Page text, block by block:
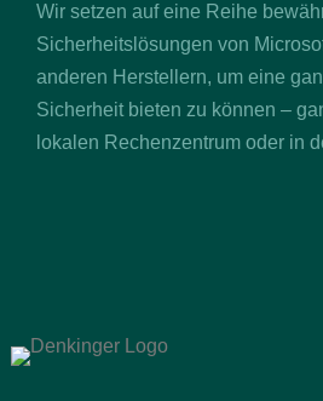
Wir setzen auf eine Reihe
Sicherheitslösungen von
anderen Herstellern, um eine
Sicherheit bieten zu können –
lokalen Rechenzentrum oder in